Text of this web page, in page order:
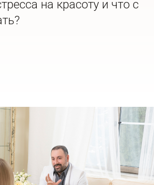
на красоту и что с